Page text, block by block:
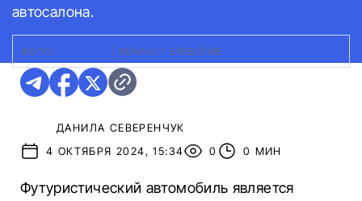
автосалона.
ФОТО: RENAULT EMBLÈME
ДАНИЛА СЕВЕРЕНЧУК
4 ОКТЯБРЯ 2024, 15:34
0 0 МИН
Футуристический автомобиль является